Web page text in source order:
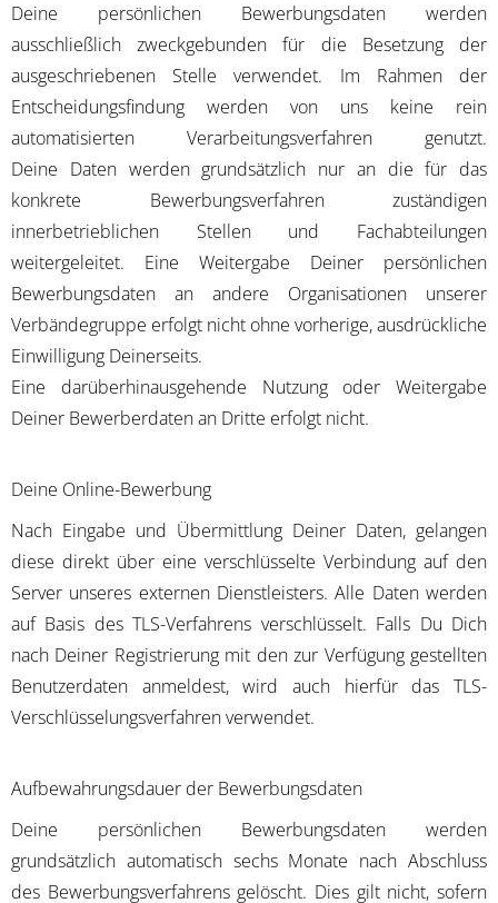
Deine persönlichen Bewerbungsdaten werden
ausschließlich zweckgebunden für die Besetzung der
ausgeschriebenen Stelle verwendet. Im Rahmen der
Entscheidungsfindung werden von uns keine rein
automatisierten Verarbeitungsverfahren genutzt.
Deine Daten werden grundsätzlich nur an die für das
konkrete Bewerbungsverfahren zuständigen
innerbetrieblichen Stellen und Fachabteilungen
weitergeleitet. Eine Weitergabe Deiner persönlichen
Bewerbungsdaten an andere Organisationen unserer
Verbändegruppe erfolgt nicht ohne vorherige, ausdrückliche
Einwilligung Deinerseits.
Eine darüberhinausgehende Nutzung oder Weitergabe
Deiner Bewerberdaten an Dritte erfolgt nicht.
Deine Online-Bewerbung
Nach Eingabe und Übermittlung Deiner Daten, gelangen
diese direkt über eine verschlüsselte Verbindung auf den
Server unseres externen Dienstleisters. Alle Daten werden
auf Basis des TLS-Verfahrens verschlüsselt. Falls Du Dich
nach Deiner Registrierung mit den zur Verfügung gestellten
Benutzerdaten anmeldest, wird auch hierfür das TLS-
Verschlüsselungsverfahren verwendet.
Aufbewahrungsdauer der Bewerbungsdaten
Deine persönlichen Bewerbungsdaten werden
grundsätzlich automatisch sechs Monate nach Abschluss
des Bewerbungsverfahrens gelöscht. Dies gilt nicht, sofern